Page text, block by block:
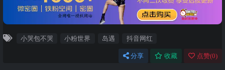
小哭包不哭 小粉世界 岛遇 抖音网红
分享 收藏 点赞(0)